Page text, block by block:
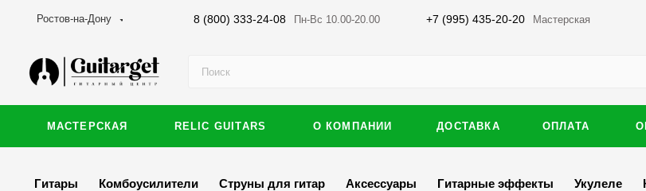
Ростов-на-Дону 8 (800) 333-24-08 Пн-Вс 10.00-20.00 +7 (995) 435-20-20 Мастерская
МАСТЕРСКАЯ RELIC GUITARS О КОМПАНИИ ДОСТАВКА ОПЛАТА
Гитары Комбоусилители Струны для гитар Аксессуары Гитарные эффекты Укулеле